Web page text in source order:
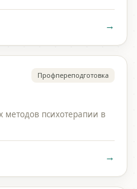
→
Профпереподготовка
психотерапии в
→